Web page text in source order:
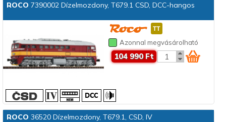
ROCO 7390002 Dízelmozdony, T679.1 CSD, DCC-hangos
Azonnal megvásárolható
104 990 Ft
ROCO 36520 Dízelmozdony, T679.1, CSD, IV